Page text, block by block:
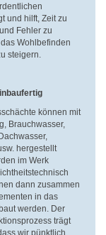
und hilft, Zeit zu
Fehler zu
Wohlbefinden
steigern.
können mit
Brauchwasser,
hergestellt
im Werk
dann zusammen
in das
werden. Der
trägt
wir pünktlich